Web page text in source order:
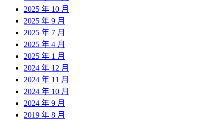
2025 年 10 月
2025 年 9 月
2025 年 7 月
2025 年 4 月
2025 年 1 月
2024 年 12 月
2024 年 11 月
2024 年 10 月
2024 年 9 月
2019 年 8 月